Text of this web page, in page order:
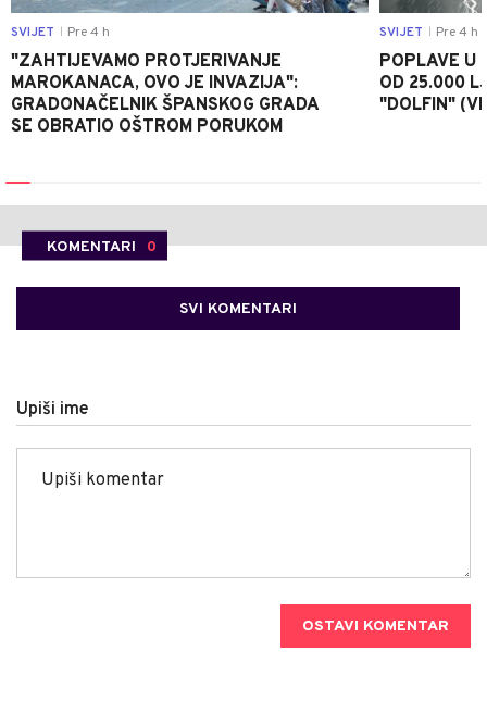
SVIJET Pre 4 h
"ZAHTIJEVAMO PROTJERIVANJE
MAROKANACA, OVO JE INVAZIJA":
GRADONAČELNIK ŠPANSKOG GRADA
SE OBRATIO OŠTROM PORUKOM
SVIJET Pre 4 h
POPLAVE U
OD 25.000
"DOLFIN"
KOMENTARI 0
SVI KOMENTARI
Upiši ime
OSTAVI KOMENTAR